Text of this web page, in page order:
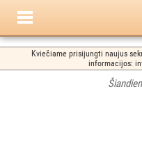
Kviečiame prisijungti naujus
informacijos: